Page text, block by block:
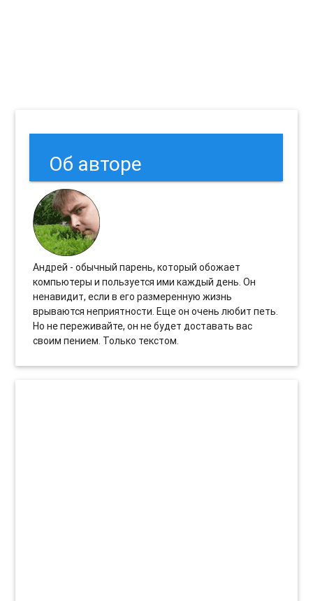
Об авторе
Андрей - обычный парень, который обожает
компьютеры и пользуется ими каждый день. Он
ненавидит, если в его размеренную жизнь
врываются неприятности. Еще он очень любит петь.
Но не переживайте, он не будет доставать вас
своим пением. Только текстом.